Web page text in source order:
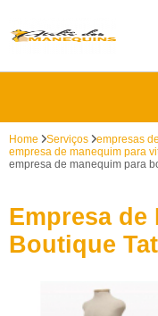
Home Serviços
empresas
empresa de manequim para
empresa de manequim para
Empresa de
Boutique